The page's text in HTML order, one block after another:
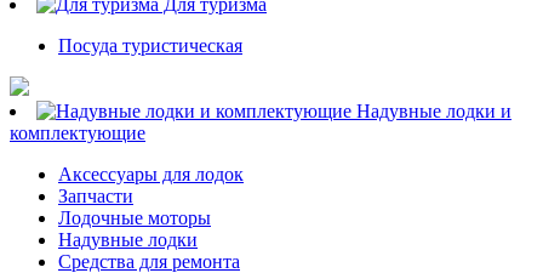
Посуда туристическая
Надувные лодки и
комплектующие
Аксессуары для лодок
Запчасти
Лодочные моторы
Надувные лодки
Средства для ремонта